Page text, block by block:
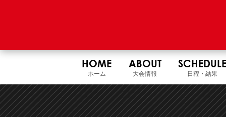
HOME
ホーム
ABOUT
大会情報
SCHEDULE
日程・結果